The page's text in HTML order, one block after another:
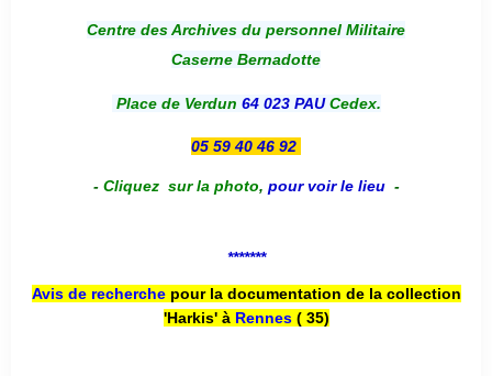
Centre des Archives du personnel Militaire
Caserne Bernadotte
Place de Verdun 64 023 PAUCedex.
05 59 40 46 92
- Cliquez sur la photo, pour voir le lieu -
*******
Avis de recherche pour la documentation de la collection
'Harkis' à Rennes( 35)